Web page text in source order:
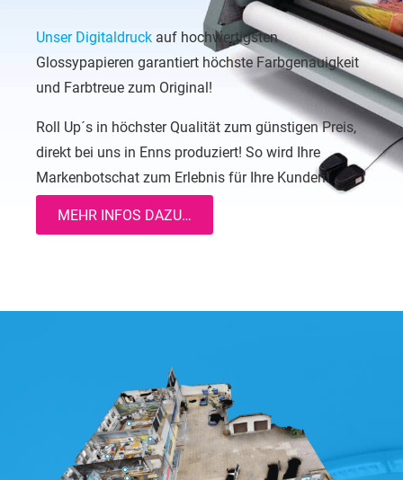
Unser Digitaldruck auf hochwertigsten
Glossypapieren garantiert höchste Farbgenauigkeit
und Farbtreue zum Original!
Roll Up´s in höchster Qualität zum günstigen Preis,
direkt bei uns in Enns produziert! So wird Ihre
Markenbotschat zum Erlebnis für Ihre Kunden!
MEHR INFOS DAZU…